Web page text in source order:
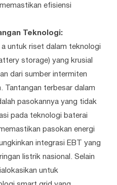
efisiensi
Teknologi:
untuk riset dalam teknologi
storage) yang krusial
dari sumber intermiten
Tantangan terbesar dalam
pasokannya yang tidak
pada teknologi baterai
pasokan energi
integrasi EBT yang
listrik nasional. Selain
untuk